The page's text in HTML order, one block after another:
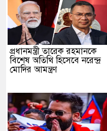
প্রধানমন্ত্রী তারেক রহমানকে
বিশেষ অতিথি হিসেবে নরেন্দ্র
মোদির আমন্ত্রণ